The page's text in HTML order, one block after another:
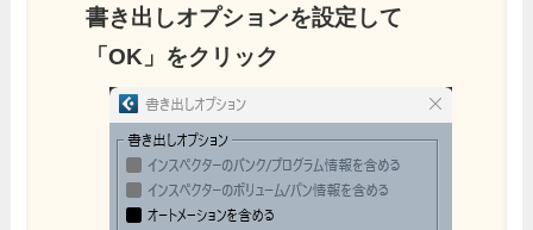
書き出しオプションを設定して
「OK」をクリック